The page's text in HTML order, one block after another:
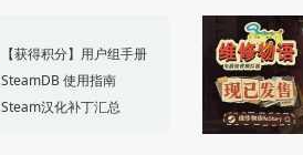
【获得积分】用户组手册
SteamDB 使用指南
Steam汉化补丁汇总